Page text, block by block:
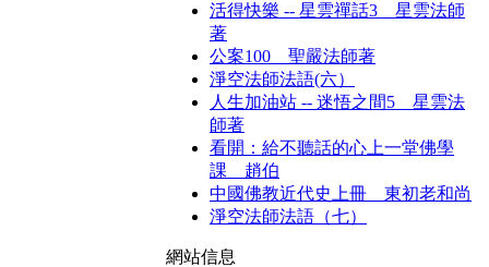
活得快樂 -- 星雲禪話3 星雲法師
著
公案100 聖嚴法師著
淨空法師法語(六）
人生加油站 -- 迷悟之間5 星雲法
師著
看開：給不聽話的心上一堂佛學
課 趙伯
中國佛教近代史上冊 東初老和尚
淨空法師法語（七）
網站信息